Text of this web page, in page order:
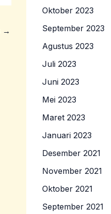
→
Oktober 2023
September 2023
Agustus 2023
Juli 2023
Juni 2023
Mei 2023
Maret 2023
Januari 2023
Desember 2021
November 2021
Oktober 2021
September 2021